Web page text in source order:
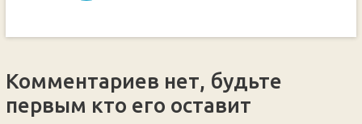
Комментариев нет, будьте
первым кто его оставит